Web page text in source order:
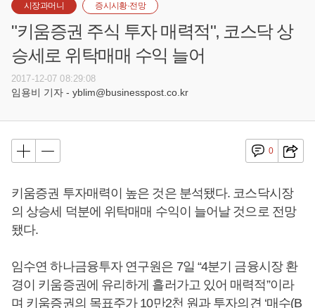
시장과머니 증시시황·전망
"키움증권 주식 투자 매력적", 코스닥 상
승세로 위탁매매 수익 늘어
2017-12-07 08:29:08
임용비 기자 - yblim@businesspost.co.kr
0
키움증권 투자매력이 높은 것은 분석됐다. 코스닥시장
의 상승세 덕분에 위탁매매 수익이 늘어날 것으로 전망
됐다.
임수연 하나금융투자 연구원은 7일 “4분기 금융시장 환
경이 키움증권에 유리하게 흘러가고 있어 매력적”이라
며 키움증권의 목표주가 10만2천 원과 투자의견 ‘매수(B